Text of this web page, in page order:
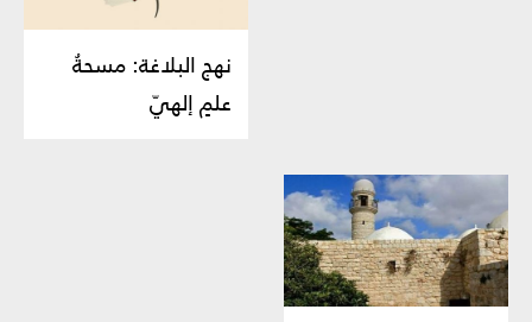
نهج البلاغة: مسحةُ
علمٍ إلهيّ